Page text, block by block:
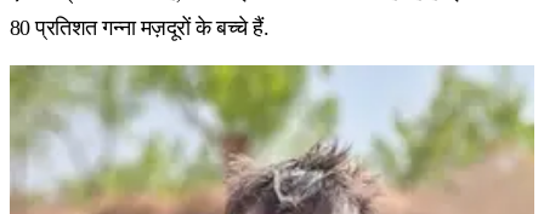
80 प्रतिशत गन्ना मज़दूरों के बच्चे हैं.